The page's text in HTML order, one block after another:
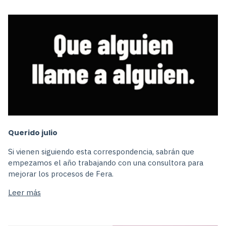
Querido julio
Si vienen siguiendo esta correspondencia, sabrán que
empezamos el año trabajando con una consultora para
mejorar los procesos de Fera.
Leer más